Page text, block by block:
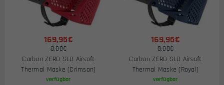
169,95€
0,00€
Carbon ZERO SLD Airsoft
Thermal Maske (Crimson)
verfügbar
169,95€
0,00€
Carbon ZERO SLD Airsoft
Thermal Maske (Royal)
verfügbar